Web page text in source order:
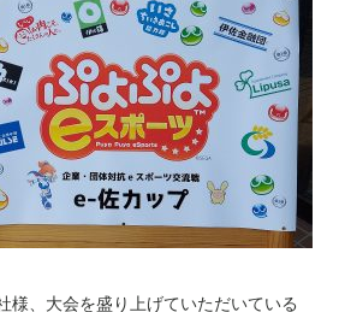
様、大会を盛り上げていただいている